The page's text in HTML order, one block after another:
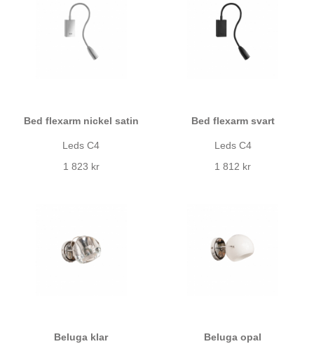
Bed flexarm nickel satin
Leds C4
1 823 kr
Bed flexarm svart
Leds C4
1 812 kr
Beluga klar Beluga opal